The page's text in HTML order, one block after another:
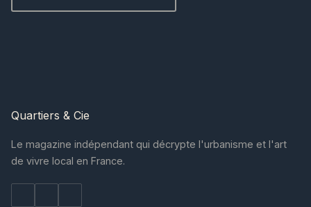
Quartiers & Cie
Le magazine indépendant qui décrypte l'urbanisme et l'art
de vivre local en France.